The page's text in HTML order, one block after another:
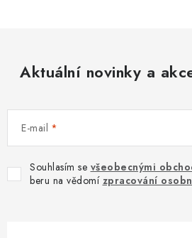
Aktuální novinky a
E-mail
Souhlasím se všeobecnými
beru na vědomí zpracování